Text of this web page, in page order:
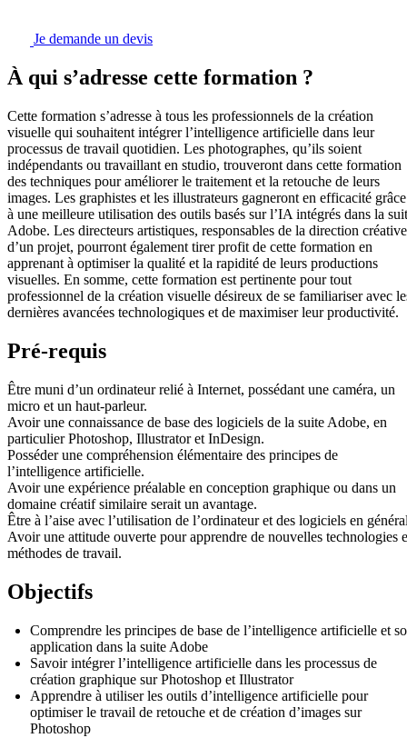
Je demande un devis
À qui s’adresse cette formation ?
Cette formation s’adresse à tous les professionnels de la création
visuelle qui souhaitent intégrer l’intelligence artificielle dans leur
processus de travail quotidien. Les photographes, qu’ils soient
indépendants ou travaillant en studio, trouveront dans cette formation
des techniques pour améliorer le traitement et la retouche de leurs
images. Les graphistes et les illustrateurs gagneront en efficacité grâce
à une meilleure utilisation des outils basés sur l’IA intégrés dans la
Adobe. Les directeurs artistiques, responsables de la direction créative
d’un projet, pourront également tirer profit de cette formation en
apprenant à optimiser la qualité et la rapidité de leurs productions
visuelles. En somme, cette formation est pertinente pour tout
professionnel de la création visuelle désireux de se familiariser avec
dernières avancées technologiques et de maximiser leur productivité.
Pré-requis
Être muni d’un ordinateur relié à Internet, possédant une caméra, un
micro et un haut-parleur.
Avoir une connaissance de base des logiciels de la suite Adobe, en
particulier Photoshop, Illustrator et InDesign.
Posséder une compréhension élémentaire des principes de
l’intelligence artificielle.
Avoir une expérience préalable en conception graphique ou dans un
domaine créatif similaire serait un avantage.
Être à l’aise avec l’utilisation de l’ordinateur et des logiciels en
Avoir une attitude ouverte pour apprendre de nouvelles technologies
méthodes de travail.
Objectifs
Comprendre les principes de base de l’intelligence artificielle et
application dans la suite Adobe
Savoir intégrer l’intelligence artificielle dans les processus de
création graphique sur Photoshop et Illustrator
Apprendre à utiliser les outils d’intelligence artificielle pour
optimiser le travail de retouche et de création d’images sur
Photoshop